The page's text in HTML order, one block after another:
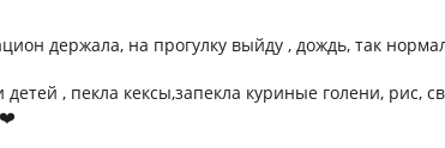
держала, на прогулку выйду , дождь, так
, пекла кексы,запекла куриные голени, рис,